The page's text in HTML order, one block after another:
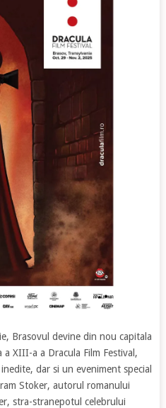
Brasovul devine din nou capitala
XIII-a a Dracula Film Festival,
dar si un eveniment special
Stoker, autorul romanului
stra-stranepotul celebrului